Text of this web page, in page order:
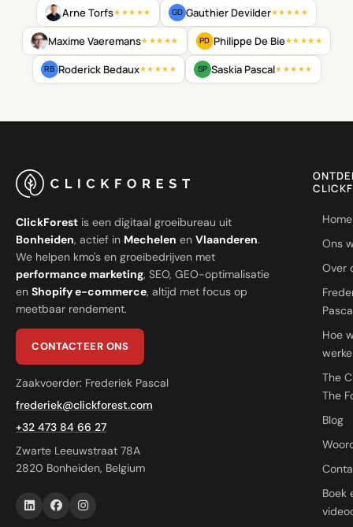
Arne Torfs★★★★★ GD Gauthier Devilder★★★★★
Maxime Vaeremans★★★★★ PD Philippe De Bie★★★★★
RB Roderick Bedaux★★★★★ SP Saskia Pascal★★★★★
ClickForest is een digitaal groeibureau uit
Bonheiden, actief in Mechelen en Vlaanderen.
We helpen kmo's en groeibedrijven met
performance marketing, SEO, GEO-optimalisatie
en Shopify e-commerce, altijd met focus op
meetbaar rendement.
CONTACTEER ONS
Zaakvoerder: Frederiek Pascal
frederiek@clickforest.com
+32 473 84 66 27
Zwarte Leeuwstraat 78A
2820 Bonheiden, Belgium
Home
Ons
Over
Hoe
The
The
Blog
Boek